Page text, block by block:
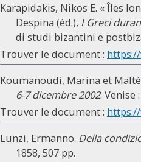
Karapidakis, Nikos E. « Îles
Despina (éd.), I Greci
di studi bizantini e
Trouver le document :
Koumanoudi, Marina et
6-7 dicembre 2002.
Trouver le document :
Lunzi, Ermanno. Della
1858, 507 pp.